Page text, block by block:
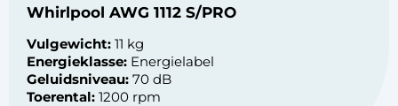
Whirlpool AWG 1112 S/PRO
Vulgewicht: 11 kg
Energieklasse: Energielabel
Geluidsniveau: 70 dB
Toerental: 1200 rpm